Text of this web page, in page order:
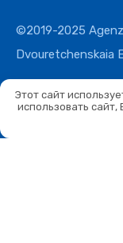
©2019-2025
Dvouretchenskaia
Этот сайт
использовать сайт,